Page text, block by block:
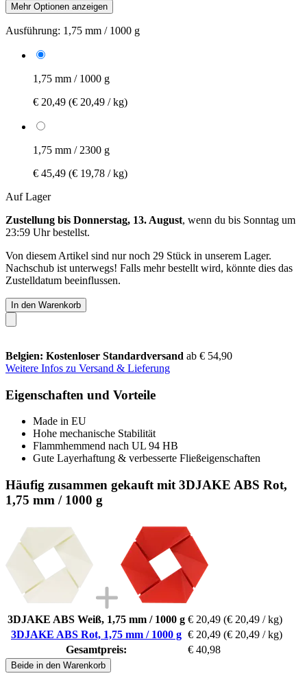
Mehr Optionen anzeigen
Ausführung: 1,75 mm / 1000 g
1,75 mm / 1000 g
€ 20,49 (€ 20,49 / kg)
1,75 mm / 2300 g
€ 45,49 (€ 19,78 / kg)
Auf Lager
Zustellung bis Donnerstag, 13. August, wenn du bis Sonntag um
23:59 Uhrbestellst.
Von diesem Artikel sind nur noch 29 Stück in unserem Lager.
Nachschub ist unterwegs! Falls mehr bestellt wird, könnte dies das
Zustelldatum beeinflussen.
In den Warenkorb
Belgien: Kostenloser Standardversand ab € 54,90
Weitere Infos zu Versand & Lieferung
Eigenschaften und Vorteile
Made in EU
Hohe mechanische Stabilität
Flammhemmend nach UL 94 HB
Gute Layerhaftung & verbesserte Fließeigenschaften
Häufig zusammen gekauft mit 3DJAKE ABS Rot,
1,75 mm / 1000 g
3DJAKE ABS Weiß, 1,75 mm / 1000 g € 20,49 (€ 20,49 / kg)
3DJAKE ABS Rot, 1,75 mm / 1000 g € 20,49 (€ 20,49 / kg)
Gesamtpreis:
€ 40,98
Beide in den Warenkorb